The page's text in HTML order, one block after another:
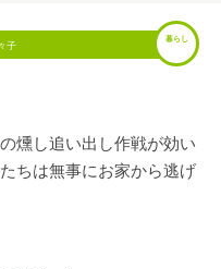
子
暮らし
燻し追い出し作戦が効い
ちは無事にお家から逃げ